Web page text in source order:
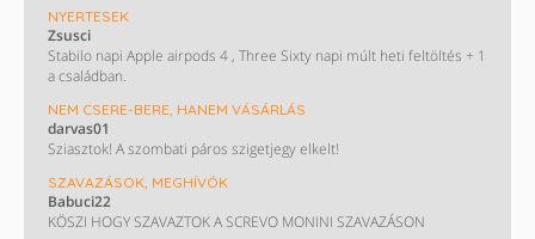
Köszönettel,
az Auchan csapata
NYERTESEK
Zsusci
Stabilo napi Apple airpods 4 , Three Sixty napi múlt heti feltöltés + 1
a családban.
NEM CSERE-BERE, HANEM VÁSÁRLÁS
darvas01
Sziasztok! A szombati páros szigetjegy elkelt!
SZAVAZÁSOK, MEGHÍVÓK
Babuci22
KÖSZI HOGY SZAVAZTOK A SCREVO MONINI SZAVAZÁSON